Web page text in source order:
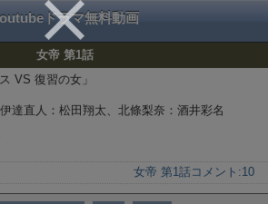
ドラマ無料動画
女帝 第1話
VS 復習の女」
達直人：松田翔太、北條梨奈：酒井彩名
女帝 第1話 コメント:10